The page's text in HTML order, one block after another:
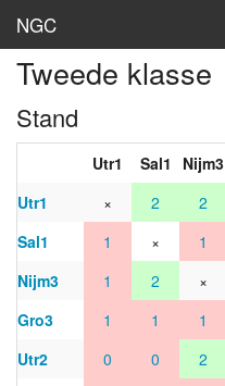
NGC
Inloggen
Stand
Teams
Lokaties
Archief
Tweede klasse
Stand
Utr1 Sal1 Nijm3
Utr1
× 2 2
Sal1
1 × 1
Nijm3
1 2 ×
Gro3
1 1 1
Utr2
0 0 2